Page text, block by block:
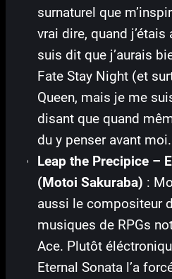
surnaturel que
vrai dire, quand
suis dit que j’aurais
Fate Stay Night (et
Queen, mais je me
disant que quand
du y penser avant moi.
Leap the Precipice –
(Motoi Sakuraba) :
aussi le compositeur
musiques de RPGs
Ace. Plutôt
Eternal Sonata l’a